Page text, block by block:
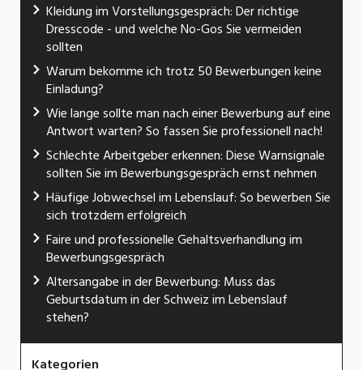
Kleidung im Vorstellungsgespräch: Der richtige
Dresscode - und welche No-Gos Sie vermeiden
sollten
Warum bekomme ich trotz 50 Bewerbungen keine
Einladung?
Wie lange sollte man nach einer Bewerbung auf eine
Antwort warten? So fassen Sie professionell nach!
Schlechte Arbeitgeber erkennen: Diese Warnsignale
sollten Sie im Bewerbungsgespräch ernst nehmen
Häufige Jobwechsel im Lebenslauf: So bewerben Sie
sich trotzdem erfolgreich
Faire und professionelle Gehaltsverhandlung im
Bewerbungsgespräch
Altersangabe in der Bewerbung: Muss das
Geburtsdatum in der Schweiz im Lebenslauf
stehen?
Kategorien